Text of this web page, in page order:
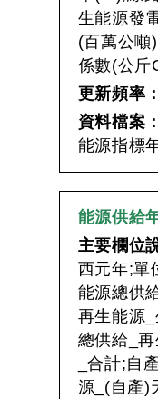
生能源發
(百萬公噸
係數(公斤
更新頻率：
資料檔案：
能源指標
能源供給
主要欄位
西元年;單
能源總供
再生能源
總供給_
_合計;自
源_(自產)